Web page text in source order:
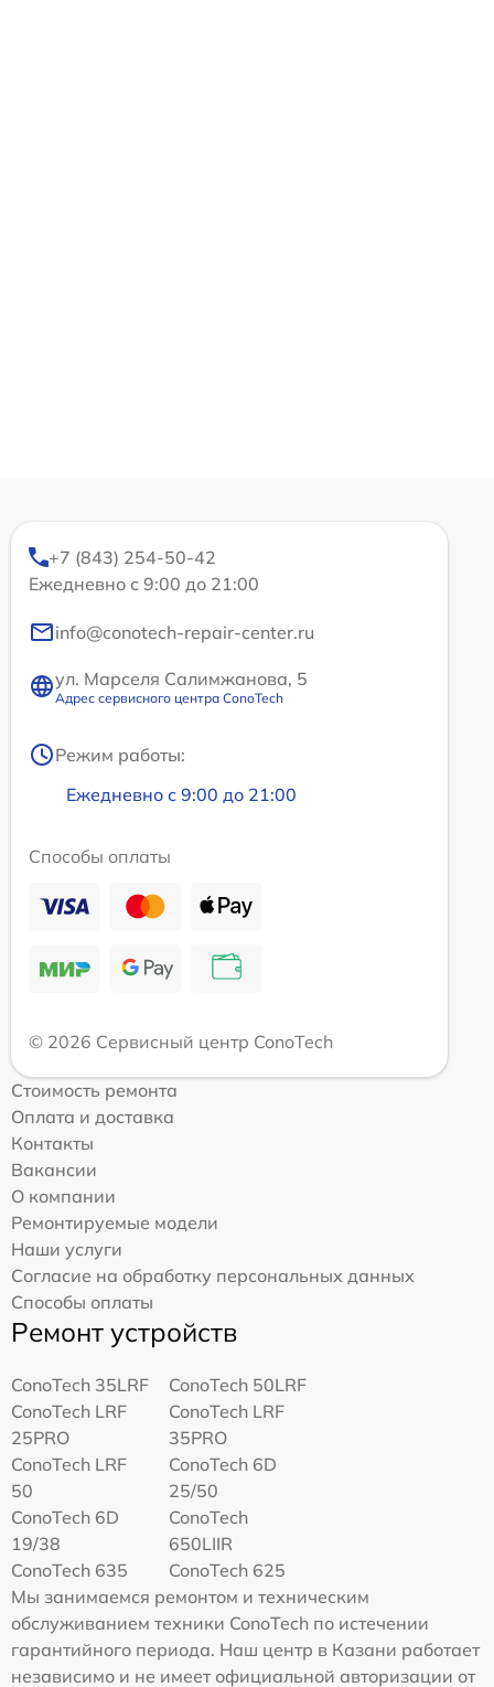
+7 (843) 254-50-42
Ежедневно с 9:00 до 21:00
info@conotech-repair-center.ru
ул. Марселя Салимжанова, 5
Адрес сервисного центра ConoTech
Режим работы:
Ежедневно с 9:00 до 21:00
Способы оплаты
© 2026 Сервисный центр ConoTech
Стоимость ремонта
Оплата и доставка
Контакты
Вакансии
О компании
Ремонтируемые модели
Наши услуги
Согласие на обработку персональных данных
Способы оплаты
Ремонт устройств
ConoTech 35LRF
ConoTech 50LRF
ConoTech LRF
25PRO
ConoTech LRF
35PRO
ConoTech LRF
50
ConoTech 6D
25/50
ConoTech 6D
19/38
ConoTech
650LIIR
ConoTech 635
ConoTech 625
Мы занимаемся ремонтом и техническим
обслуживанием техники ConoTech по истечении
гарантийного периода. Наш центр в Казани работает
независимо и не имеет официальной авторизации от